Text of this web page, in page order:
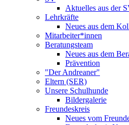
Aktuelles aus der
Lehrkräfte
Neues aus dem
Mitarbeiter*innen
Beratungsteam
Neues aus dem
Prävention
"Der Andreaner"
Eltern (SER)
Unsere Schulhunde
Bildergalerie
Freundeskreis
Neues vom